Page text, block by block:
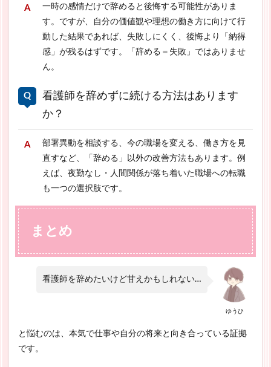
一時の感情だけで辞めると後悔する可能性がありま
す。ですが、自分の価値観や理想の働き方に向けて行
動した結果であれば、失敗しにくく、後悔より「納得
感」が残るはずです。「辞める＝失敗」ではありませ
ん。
看護師を辞めずに続ける方法はあります
か？
部署異動を相談する、今の職場を変える、働き方を見
直すなど、「辞める」以外の改善方法もあります。例
えば、夜勤なし・人間関係が落ち着いた職場への転職
も一つの選択肢です。
まとめ
ゆうひ
看護師を辞めたいけど甘えかもしれない…
と悩むのは、本気で仕事や自分の将来と向き合っている証拠
です。